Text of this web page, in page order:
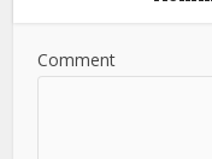
Comment